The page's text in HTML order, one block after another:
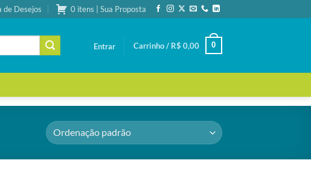
de Desejos 0 itens | Sua Proposta
Entrar Carrinho / R$ 0,00 0